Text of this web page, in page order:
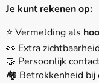
Je kunt rekenen op:
⭐ Vermelding als
👀 Extra
🤝 Persoonlijk
🏘️ Betrokkenheid bij